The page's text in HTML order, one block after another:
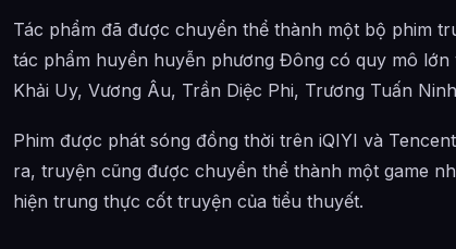
Pháp môn Thần ma luyện thể
Pháp môn Luyện khí
Pháp môn Quan tưởng
Tiên Ma Bí Thuật
Tiên ma bí thuật & Thần thông
Tác phẩm đã được chuyển thể thành một bộ phim
tác phẩm huyền huyễn phương Đông có quy mô lớn
Khải Uy, Vương Âu, Trần Diệc Phi, Trương Tuấn
Phim được phát sóng đồng thời trên iQIYI và
ra, truyện cũng được chuyển thể thành một game
hiện trung thực cốt truyện của tiểu thuyết.